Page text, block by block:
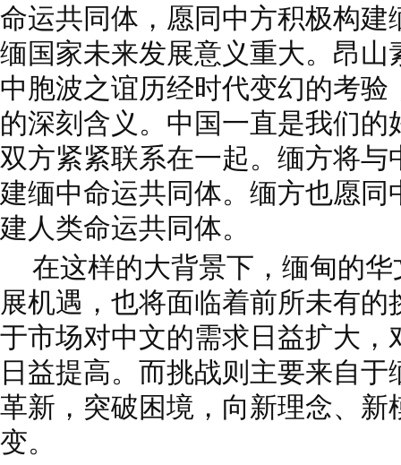
命运共同体，愿同中方积极构建
缅国家未来发展意义重大。昂山
中胞波之谊历经时代变幻的考
的深刻含义。中国一直是我们
双方紧紧联系在一起。缅方将与
建缅中命运共同体。缅方也愿
建人类命运共同体。
在这样的大背景下，缅甸的
展机遇，也将面临着前所未有
于市场对中文的需求日益扩大，
日益提高。而挑战则主要来自
革新，突破困境，向新理念、新
变。